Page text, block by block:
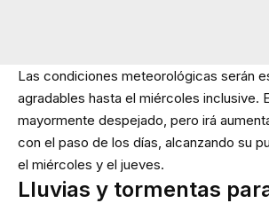
Las condiciones meteorológicas serán
agradables hasta el miércoles inclusive.
mayormente despejado, pero irá
con el paso de los días, alcanzando su
el miércoles y el jueves.
Lluvias y tormentas